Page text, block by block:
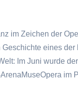
im Zeichen der
Geschichte eines der
Im Juni wurde
im